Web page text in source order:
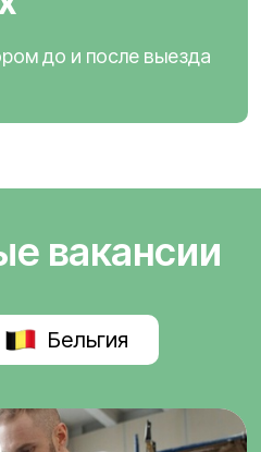
до и после выезда
вакансии
Бельгия